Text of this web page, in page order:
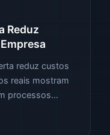
Reduz
reduz custos
reais mostram
processos